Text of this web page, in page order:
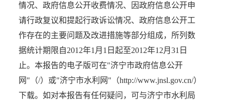
情况、政府信息公开收费情况、因政府信息公开申
请行政复议和提起行政诉讼情况、政府信息公开工
作存在的主要问题及改进措施等部分组成，所列数
据统计期限自2012年1月1日起至2012年12月31日
止。本报告的电子版可在"济宁市政府信息公开
网"（/）或"济宁市水利网"（http://www.jnsl.gov.cn/）
下载。如对本报告有任何疑问，可与济宁市水利局